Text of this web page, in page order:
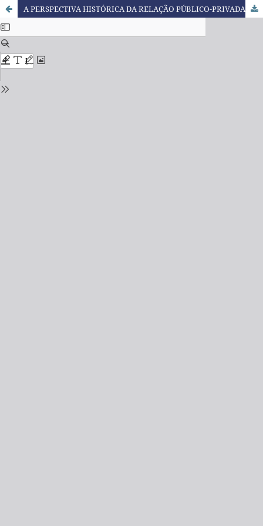
A PERSPECTIVA HISTÓRICA DA RELAÇÃO PÚBLICO-PRIVADA NA EDUCAÇÃO BRASILEIRA E O PAPEL DO TERCEIRO SETOR